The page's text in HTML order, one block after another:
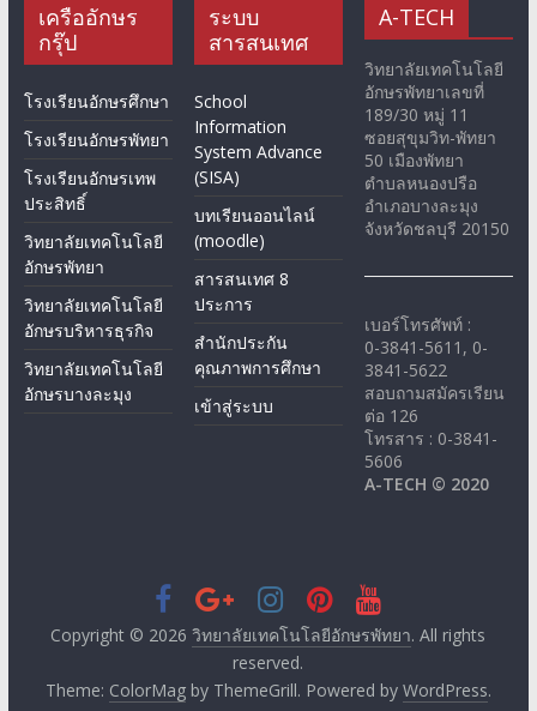
เครืออักษร
กรุ๊ป
โรงเรียนอักษรศึกษา
โรงเรียนอักษรพัทยา
โรงเรียนอักษรเทพ
ประสิทธิ์
วิทยาลัยเทคโนโลยี
อักษรพัทยา
วิทยาลัยเทคโนโลยี
อักษรบริหารธุรกิจ
วิทยาลัยเทคโนโลยี
อักษรบางละมุง
ระบบ
สารสนเทศ
School
Information
System Advance
(SISA)
บทเรียนออนไลน์
(moodle)
สารสนเทศ 8
ประการ
สำนักประกัน
คุณภาพการศึกษา
เข้าสู่ระบบ
A-TECH
วิทยาลัยเทคโนโลยี
อักษรพัทยาเลขที่
189/30 หมู่ 11
ซอยสุขุมวิท-พัทยา
50 เมืองพัทยา
ตำบลหนองปรือ
อำเภอบางละมุง
จังหวัดชลบุรี 20150
เบอร์โทรศัพท์ :
0-3841-5611, 0-
3841-5622
สอบถามสมัครเรียน
ต่อ 126
โทรสาร : 0-3841-
5606
A-TECH © 2020
Copyright © 2026วิทยาลัยเทคโนโลยีอักษรพัทยา. All rights
reserved.
Theme: ColorMagby ThemeGrill. Powered by WordPress.